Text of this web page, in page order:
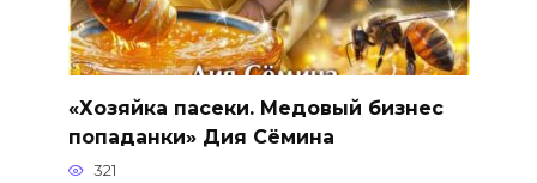
«Хозяйка пасеки. Медовый бизнес
попаданки» Дия Сёмина
321